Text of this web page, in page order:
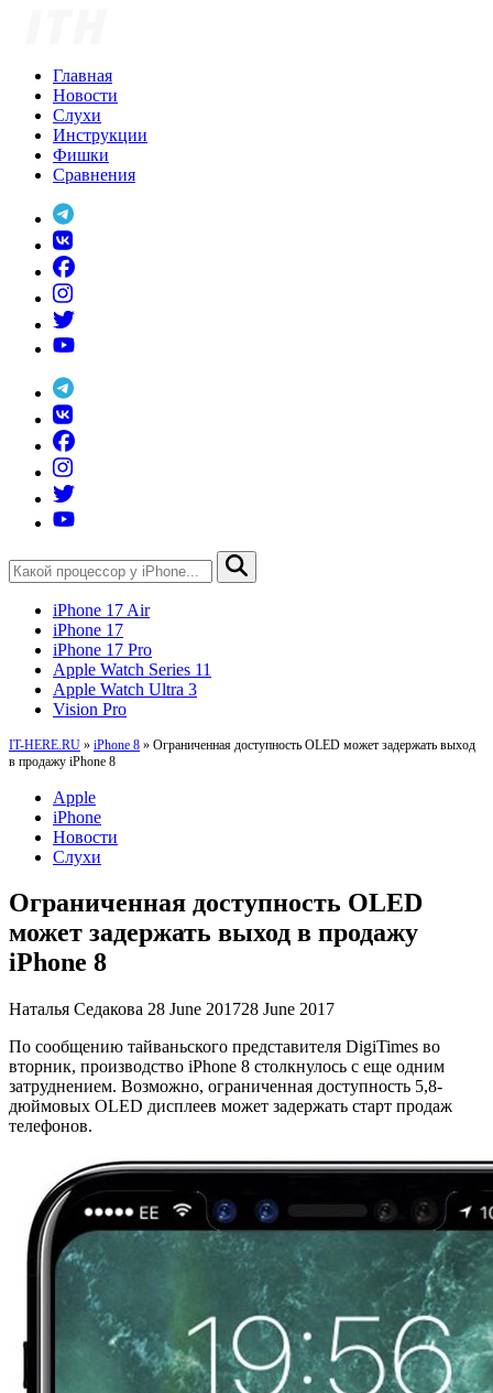
Главная
Новости
Слухи
Инструкции
Фишки
Сравнения
iPhone 17 Air
iPhone 17
iPhone 17 Pro
Apple Watch Series 11
Apple Watch Ultra 3
Vision Pro
IT-HERE.RU » iPhone 8 » Ограниченная доступность OLED может задержать выход
в продажу iPhone 8
Apple
iPhone
Новости
Слухи
Ограниченная доступность OLED
может задержать выход в продажу
iPhone 8
Наталья Седакова 28 June 201728 June 2017
По сообщению тайваньского представителя DigiTimes во
вторник, производство iPhone 8 столкнулось с еще одним
затруднением. Возможно, ограниченная доступность 5,8-
дюймовых OLED дисплеев может задержать старт продаж
телефонов.